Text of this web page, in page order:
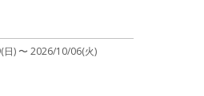
) 〜2026/10/06(火)